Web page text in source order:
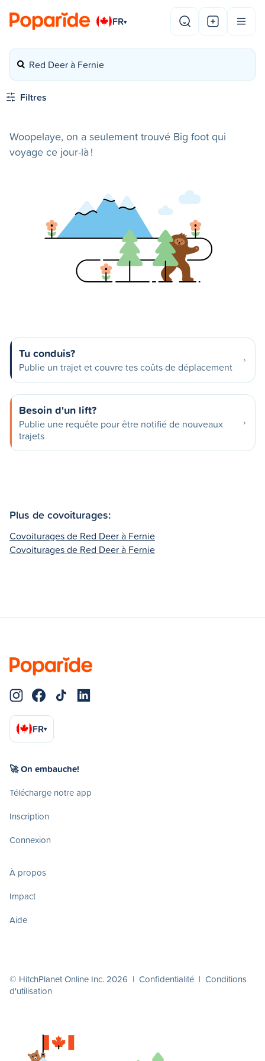
FR▾
Red Deer à Fernie
Filtres
Woopelaye, on a seulement trouvé Big foot qui
voyage ce jour-là !
Tu conduis?
Publie un trajet et couvre tes coûts de déplacement
Besoin d'un lift?
Publie une requête pour être notifié de nouveaux
trajets
Plus de covoiturages:
Covoiturages de Red Deer à Fernie
Covoiturages de Red Deer à Fernie
FR▾
🚀 On embauche!
Télécharge notre app
Inscription
Connexion
À propos
Impact
Aide
© HitchPlanet Online Inc. 2026 | Confidentialité | Conditions
d'utilisation